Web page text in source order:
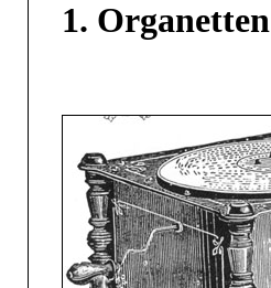
1. Organetten